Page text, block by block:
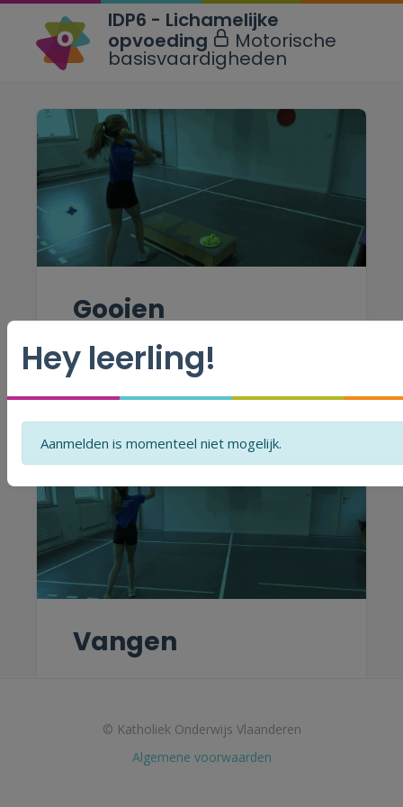
Gooien
Vangen
© Katholiek Onderwijs Vlaanderen
Algemene voorwaarden
IDP6 - Lichamelijke
opvoeding
Motorische
basisvaardigheden
Hey leerling!
Aanmelden is momenteel niet mogelijk.